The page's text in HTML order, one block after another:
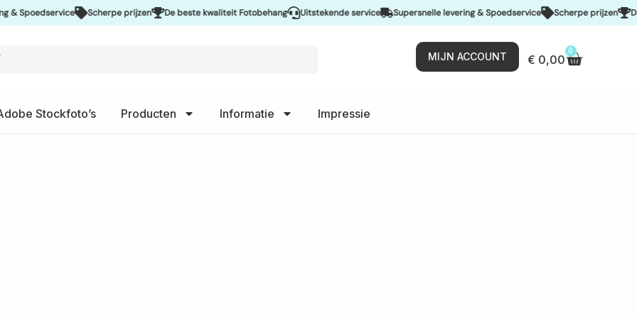
Scherpe prijzen De beste kwaliteit Fotobehang Uitstekende service Supersnelle levering & Spoedservice Scherpe prijzen De beste
MIJN ACCOUNT € 0,00
0
Stockfoto’s Producten Informatie Impressie